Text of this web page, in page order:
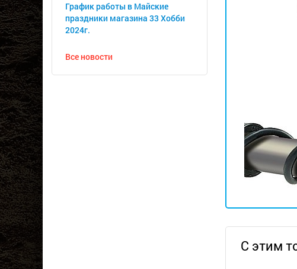
График работы в Майские
праздники магазина 33 Хобби
2024г.
Все новости
С этим